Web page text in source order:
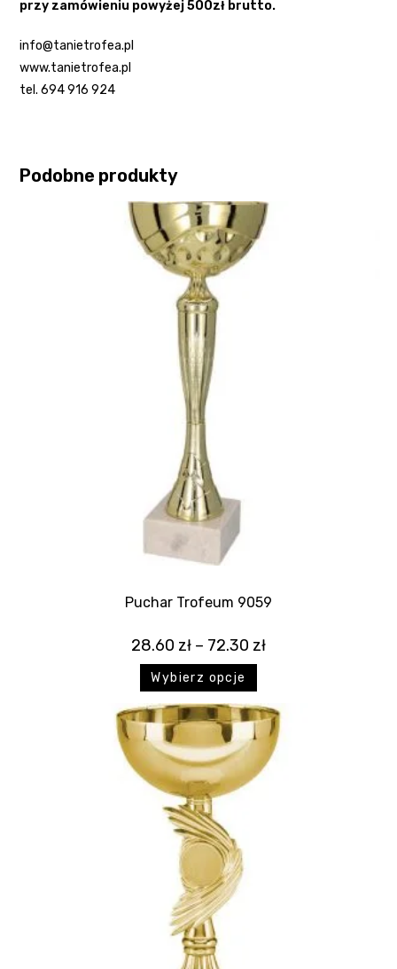
przy zamówieniu powyżej 500zł brutto.
info@tanietrofea.pl
www.tanietrofea.pl
tel. 694 916 924
Podobne produkty
Puchar Trofeum 9059
28.60 zł – 72.30 zł
Wybierz opcje